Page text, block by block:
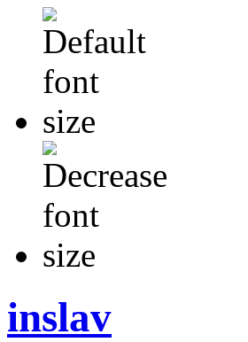
inslav